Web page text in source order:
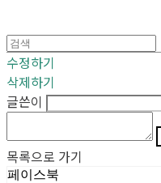
수정하기
삭제하기
글쓴이
목록으로 가기
페이스북